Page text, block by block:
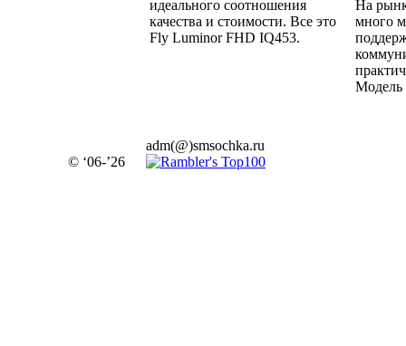
идеального соотношения
качества и стоимости. Все это
Fly Luminor FHD IQ453.
На
много
Модель
© ‘06-’26
adm(@)smsochka.ru